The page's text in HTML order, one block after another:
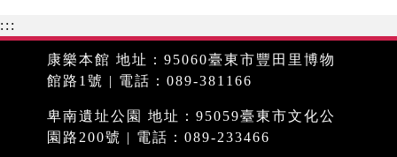
:::
康樂本館 地址：95060臺東市豐田里博物
館路1號 | 電話：089-381166
卑南遺址公園 地址：95059臺東市文化公
園路200號 | 電話：089-233466